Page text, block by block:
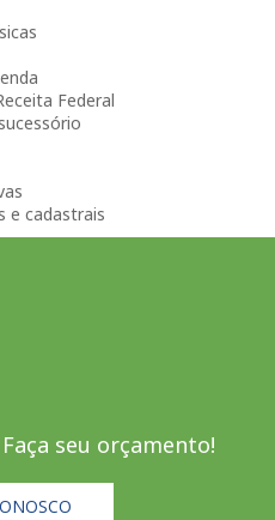
Federal
e cadastrais
seu orçamento!